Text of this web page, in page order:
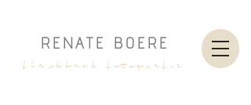
RENATE BOERE
flashback fotografie